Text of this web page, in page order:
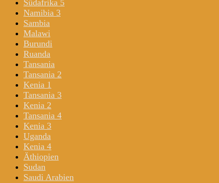
Südafrika 5
Namibia 3
Sambia
Malawi
Burundi
Ruanda
Tansania
Tansania 2
Kenia 1
Tansania 3
Kenia 2
Tansania 4
Kenia 3
Uganda
Kenia 4
Äthiopien
Sudan
Saudi Arabien